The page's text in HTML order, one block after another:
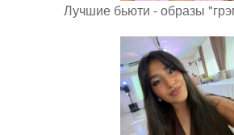
Лучшие бьюти - образы